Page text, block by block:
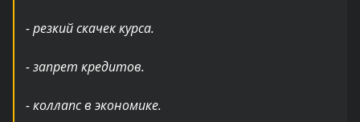
- резкий скачек курса.
- запрет кредитов.
- коллапс в экономике.